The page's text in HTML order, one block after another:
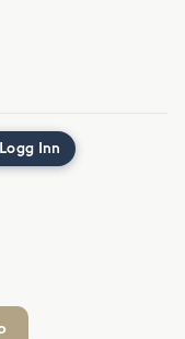
Logg Inn